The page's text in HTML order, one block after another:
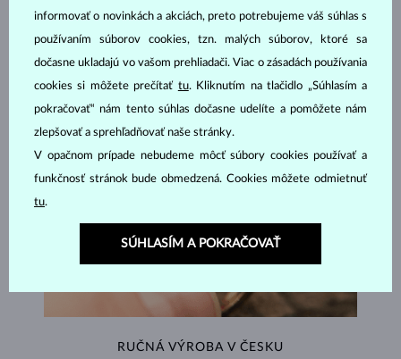
RUČNÁ VÝROBA V ČESKU
informovať o novinkách a akciách, preto potrebujeme váš súhlas s
používaním súborov cookies, tzn. malých súborov, ktoré sa
dočasne ukladajú vo vašom prehliadači. Viac o zásadách používania
cookies si môžete prečítať tu. Kliknutím na tlačidlo „Súhlasím a
pokračovať“ nám tento súhlas dočasne udelíte a pomôžete nám
zlepšovať a sprehľadňovať naše stránky.
V opačnom prípade nebudeme môcť súbory cookies používať a
funkčnosť stránok bude obmedzená. Cookies môžete odmietnuť
tu.
SÚHLASÍM A POKRAČOVAŤ